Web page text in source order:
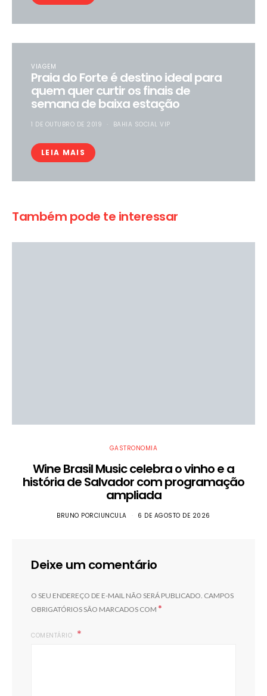
VIAGEM
Praia do Forte é destino ideal para
quem quer curtir os finais de
semana de baixa estação
1 DE OUTUBRO DE 2019 BAHIA SOCIAL VIP
LEIA MAIS
Também pode te interessar
GASTRONOMIA
Wine Brasil Music celebra o vinho e a
história de Salvador com programação
ampliada
BRUNO PORCIUNCULA 6 DE AGOSTO DE 2026
Deixe um comentário
O SEU ENDEREÇO DE E-MAIL NÃO SERÁ PUBLICADO. CAMPOS
OBRIGATÓRIOS SÃO MARCADOS COM *
COMENTÁRIO